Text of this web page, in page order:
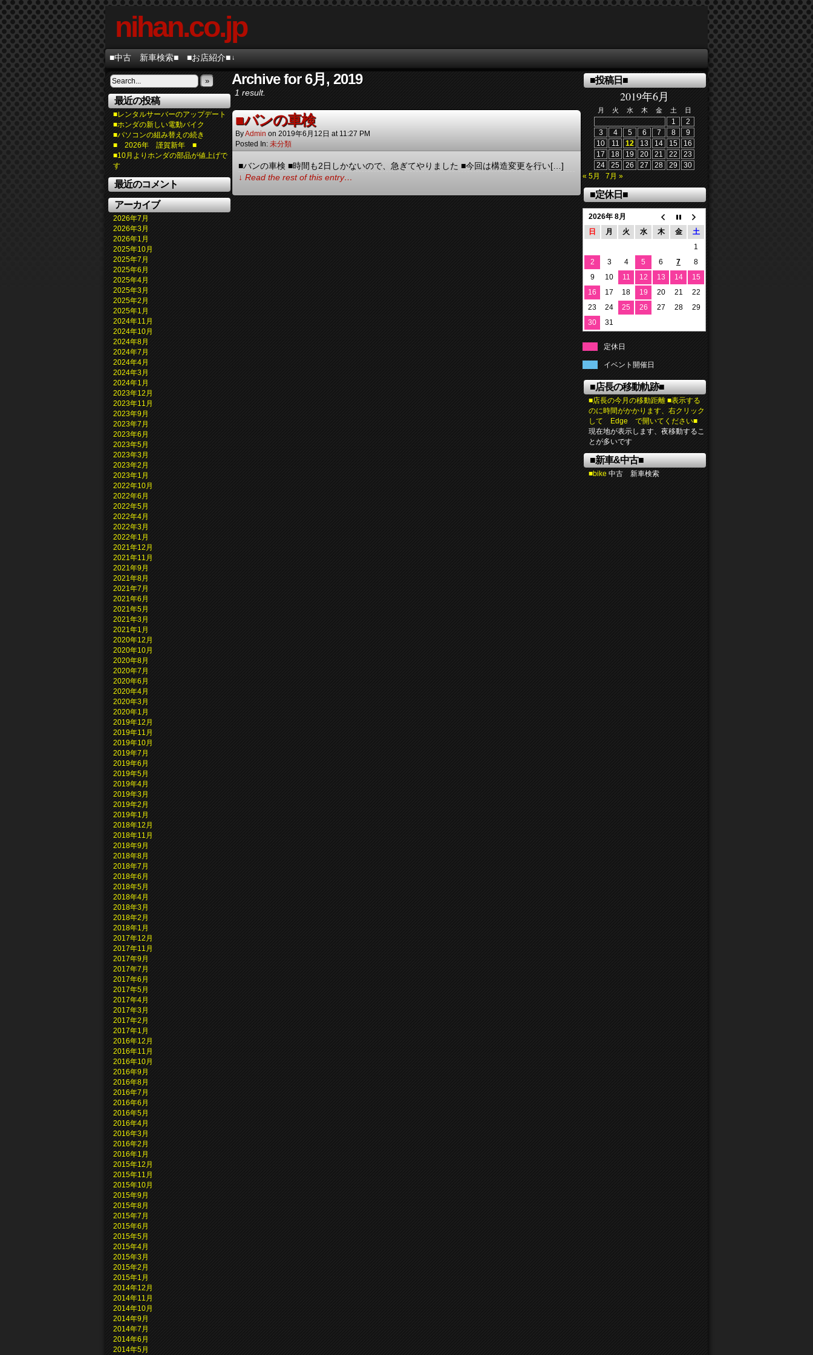
nihan.co.jp
■中古 新車検索■ ■お店紹介■ ↓
»
最近の投稿
■レンタルサーバーのアップデート
■ホンダの新しい電動バイク
■パソコンの組み替えの続き
■ 2026年 謹賀新年 ■
■10月よりホンダの部品が値上げで
す
最近のコメント
アーカイブ
2026年7月
2026年3月
2026年1月
2025年10月
2025年7月
2025年6月
2025年4月
2025年3月
2025年2月
2025年1月
2024年11月
2024年10月
2024年8月
2024年7月
2024年4月
2024年3月
2024年1月
2023年12月
2023年11月
2023年9月
2023年7月
2023年6月
2023年5月
2023年3月
2023年2月
2023年1月
2022年10月
2022年6月
2022年5月
2022年4月
2022年3月
2022年1月
2021年12月
2021年11月
2021年9月
2021年8月
2021年7月
2021年6月
2021年5月
2021年3月
2021年1月
2020年12月
2020年10月
2020年8月
2020年7月
2020年6月
2020年4月
2020年3月
2020年1月
2019年12月
2019年11月
2019年10月
2019年7月
2019年6月
2019年5月
2019年4月
2019年3月
2019年2月
2019年1月
2018年12月
2018年11月
2018年9月
2018年8月
2018年7月
2018年6月
2018年5月
2018年4月
2018年3月
2018年2月
2018年1月
2017年12月
2017年11月
2017年9月
2017年7月
2017年6月
2017年5月
2017年4月
2017年3月
2017年2月
2017年1月
2016年12月
2016年11月
2016年10月
2016年9月
2016年8月
2016年7月
2016年6月
2016年5月
2016年4月
2016年3月
2016年2月
2016年1月
2015年12月
2015年11月
2015年10月
2015年9月
2015年8月
2015年7月
2015年6月
2015年5月
2015年4月
2015年3月
2015年2月
2015年1月
2014年12月
2014年11月
2014年10月
2014年9月
2014年7月
2014年6月
2014年5月
Archive for 6月, 2019
1 result.
■バンの車検
ByAdmin on 2019年6月12日 at11:27 PM
Posted In: 未分類
■バンの車検 ■時間も2日しかないので、急ぎてやりました ■今回は構造変更を行い[…]
↓ Read the rest of this entry…
■投稿日■
2019年6月
月 火 水 木 金 土 日
1
2
3
4 5 6 7 8
9
10
11 12 13 14 15
16
17
18 19 20 21 22
23
24
25 26 27 28 29
30
« 5月
7月 »
■定休日■
2026年 8月
日
月 火 水 木 金
土
1
2
3 4 5 6 7
8
9
10 11 12 13 14
15
16
17 18 19 20 21
22
23
24 25 26 27 28
29
30
31
定休日
イベント開催日
■店長の移動軌跡■
■店長の今月の移動距離 ■表示する
のに時間がかかります、右クリック
して Edge で開いてください■
現在地が表示します、夜移動するこ
とが多いです
■新車&中古■
■bike 中古 新車検索